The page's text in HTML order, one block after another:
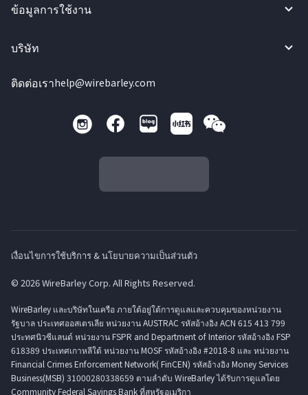
ข้อมูลการใช้งาน
บริษัท
ติดต่อเราhelp@wirebarley.com
เงื่อนไขการใช้บริการ & นโยบายความเป็นส่วนตัว
© 2026 WireBarley Corp. All Rights Reserved.
WireBarley และบริษัทในเครือ ภายใต้อยู่ใต้การดูแลและควบคุมของหน่วยงาน
รัฐบาล ประเทศออสเตรเลีย หน่วยงาน AUSTRAC รหัสอ้างอิง ACN 615 413 799
ประทศนิวซีแลนด์ หน่วยงาน FSPR and Department of Interior รหัสอ้างอิง FSP
618389 ประเทศเกาหลีใต้ หน่วยงาน MOSF รหัสอ้างอิง #2018-8 และ หน่วยงาน
Financial Crimes Enforcement Network( FinCEN) รหัสอ้างอิง Money Services
Business(MSB) 31000280338659 ตามลำดับ WireBarley ได้รับการดูแลโดย
Community Federal Savings Bank ที่สหรัฐอเมริกา